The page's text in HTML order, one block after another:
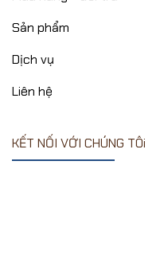
Sản phẩm
Dịch vụ
Liên hệ
KẾT NỐI VỚI CHÚNG TÔi